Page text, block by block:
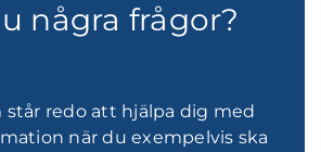
några frågor?
står redo att hjälpa dig med
när du exempelvis ska